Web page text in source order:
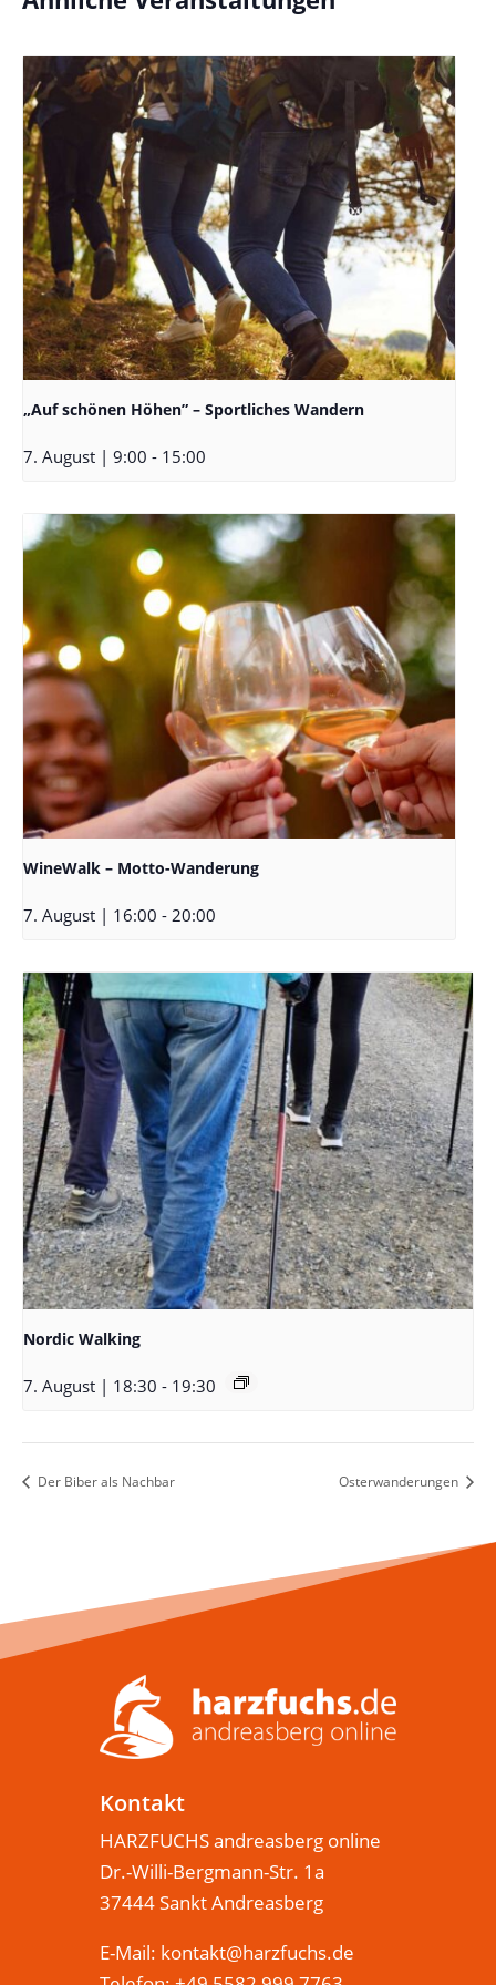
„Auf schönen Höhen” – Sportliches Wandern
7. August | 9:00 - 15:00
WineWalk – Motto-Wanderung
7. August | 16:00 - 20:00
Nordic Walking
7. August | 18:30 - 19:30
Der Biber als Nachbar Osterwanderungen
Kontakt
HARZFUCHS andreasberg online
Dr.-Willi-Bergmann-Str. 1a
37444 Sankt Andreasberg
E-Mail: kontakt@harzfuchs.de